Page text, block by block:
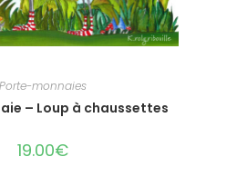
Porte-monnaies
– Loup à chaussettes
19.00€